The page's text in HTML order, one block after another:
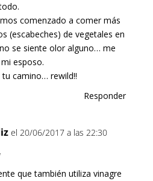
comenzado a comer más
(escabeches) de vegetales en
se siente olor alguno… me
esposo.
tu camino… rewild!!
Responder
el 20/06/2017 a las 22:30
que también utiliza vinagre